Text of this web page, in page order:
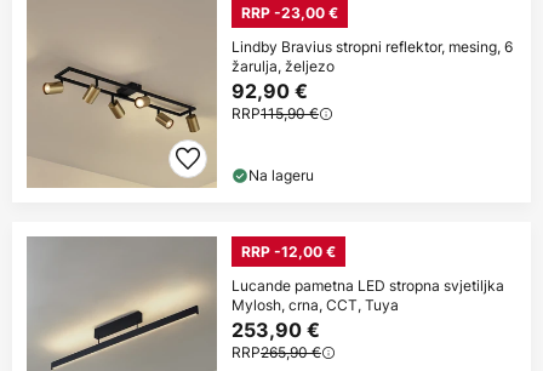
RRP -23,00 €
Lindby Bravius stropni reflektor, mesing, 6
žarulja, željezo
92,90 €
RRP115,90 €
Na lageru
RRP -12,00 €
Lucande pametna LED stropna svjetiljka
Mylosh, crna, CCT, Tuya
253,90 €
RRP265,90 €